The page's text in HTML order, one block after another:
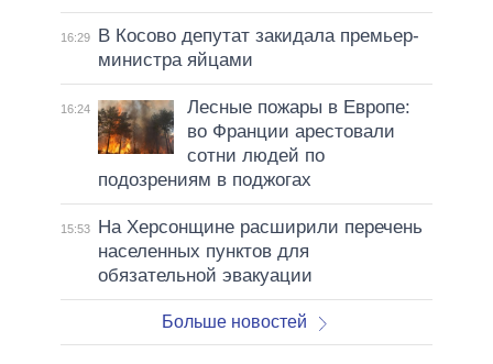
16:29
В Косово депутат закидала премьер-
министра яйцами
16:24
Лесные пожары в Европе:
во Франции арестовали
сотни людей по
подозрениям в поджогах
15:53
На Херсонщине расширили перечень
населенных пунктов для
обязательной эвакуации
Больше новостей